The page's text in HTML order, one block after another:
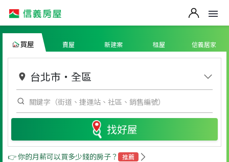
買屋 賣屋 新建案 租屋 信義居家
台北市 ・ 全區
找好屋
👉 你的月薪可以買多少錢的房子？ 推薦